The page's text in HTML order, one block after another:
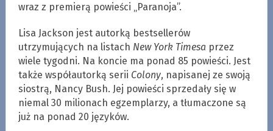
wraz z premierą powieści „Paranoja”.
Lisa Jackson jest autorką bestsellerów
utrzymujących na listach New York Timesaprzez
wiele tygodni. Na koncie ma ponad 85 powieści. Jest
także współautorką serii Colony, napisanej ze swoją
siostrą, Nancy Bush. Jej powieści sprzedały się w
niemal 30 milionach egzemplarzy, a tłumaczone są
już na ponad 20 języków.